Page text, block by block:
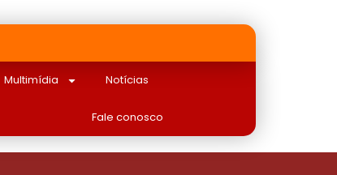
Multimídia Notícias
Fale conosco